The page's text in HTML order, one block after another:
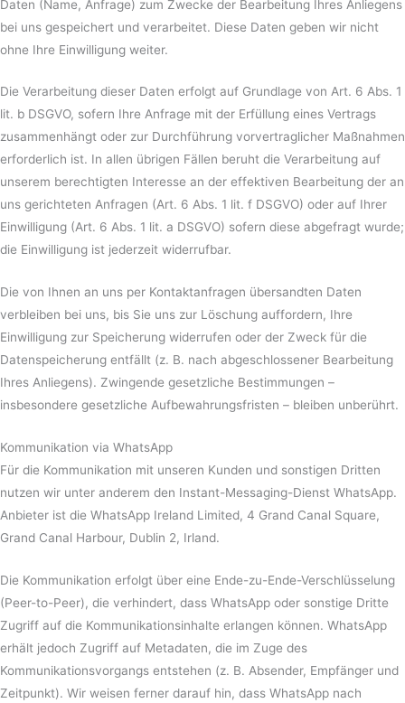
Daten (Name, Anfrage) zum Zwecke der Bearbeitung Ihres Anliegens
bei uns gespeichert und verarbeitet. Diese Daten geben wir nicht
ohne Ihre Einwilligung weiter.
Die Verarbeitung dieser Daten erfolgt auf Grundlage von Art. 6 Abs. 1
lit. b DSGVO, sofern Ihre Anfrage mit der Erfüllung eines Vertrags
zusammenhängt oder zur Durchführung vorvertraglicher Maßnahmen
erforderlich ist. In allen übrigen Fällen beruht die Verarbeitung auf
unserem berechtigten Interesse an der effektiven Bearbeitung der an
uns gerichteten Anfragen (Art. 6 Abs. 1 lit. f DSGVO) oder auf Ihrer
Einwilligung (Art. 6 Abs. 1 lit. a DSGVO) sofern diese abgefragt wurde;
die Einwilligung ist jederzeit widerrufbar.
Die von Ihnen an uns per Kontaktanfragen übersandten Daten
verbleiben bei uns, bis Sie uns zur Löschung auffordern, Ihre
Einwilligung zur Speicherung widerrufen oder der Zweck für die
Datenspeicherung entfällt (z. B. nach abgeschlossener Bearbeitung
Ihres Anliegens). Zwingende gesetzliche Bestimmungen –
insbesondere gesetzliche Aufbewahrungsfristen – bleiben unberührt.
Kommunikation via WhatsApp
Für die Kommunikation mit unseren Kunden und sonstigen Dritten
nutzen wir unter anderem den Instant-Messaging-Dienst WhatsApp.
Anbieter ist die WhatsApp Ireland Limited, 4 Grand Canal Square,
Grand Canal Harbour, Dublin 2, Irland.
Die Kommunikation erfolgt über eine Ende-zu-Ende-Verschlüsselung
(Peer-to-Peer), die verhindert, dass WhatsApp oder sonstige Dritte
Zugriff auf die Kommunikationsinhalte erlangen können. WhatsApp
erhält jedoch Zugriff auf Metadaten, die im Zuge des
Kommunikationsvorgangs entstehen (z. B. Absender, Empfänger und
Zeitpunkt). Wir weisen ferner darauf hin, dass WhatsApp nach